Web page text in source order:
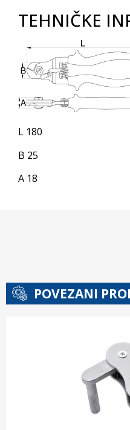
TEHNIČKE
L 180
B 25
A 18
POVEZANI